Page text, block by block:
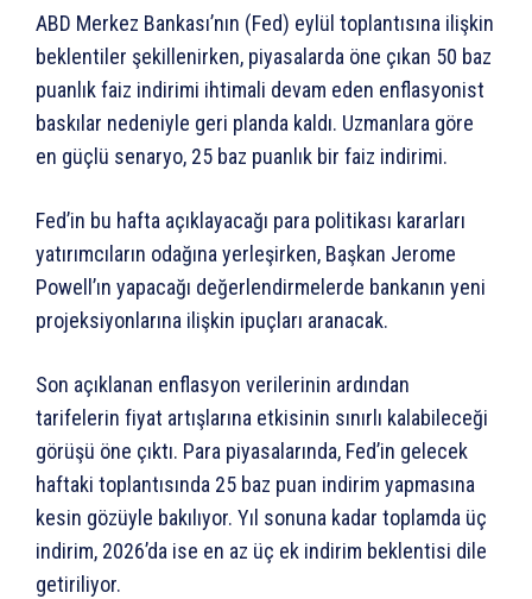
ABD Merkez Bankası’nın (Fed) eylül toplantısına ilişkin
beklentiler şekillenirken, piyasalarda öne çıkan 50 baz
puanlık faiz indirimi ihtimali devam eden enflasyonist
baskılar nedeniyle geri planda kaldı. Uzmanlara göre
en güçlü senaryo, 25 baz puanlık bir faiz indirimi.
Fed’in bu hafta açıklayacağı para politikası kararları
yatırımcıların odağına yerleşirken, Başkan Jerome
Powell’ın yapacağı değerlendirmelerde bankanın yeni
projeksiyonlarına ilişkin ipuçları aranacak.
Son açıklanan enflasyon verilerinin ardından
tarifelerin fiyat artışlarına etkisinin sınırlı kalabileceği
görüşü öne çıktı. Para piyasalarında, Fed’in gelecek
haftaki toplantısında 25 baz puan indirim yapmasına
kesin gözüyle bakılıyor. Yıl sonuna kadar toplamda üç
indirim, 2026’da ise en az üç ek indirim beklentisi dile
getiriliyor.